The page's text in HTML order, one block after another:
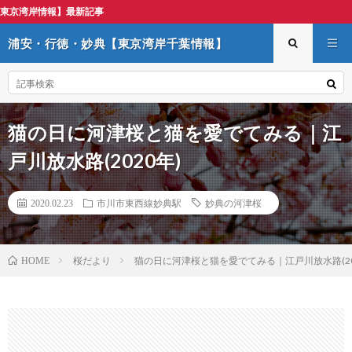
浦安・行徳・妙典【東京湾岸千葉情報】
猫の日に河津桜と猫を愛でてみる｜江
戸川放水路(2020年)
2020.02.23 市川市東西線妙典駅 妙典の河津桜
HOME 桜だより 猫の日に河津桜と猫を愛でてみる｜江戸川放水路